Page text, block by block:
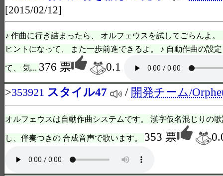
[2015/02/12]
♪ 作曲に行き詰まったら、 オルフェウスを試してごらんよ
ヒントになって、 また一歩前進できるよ。 ♪ 自動作曲の設
て、 気... 376 票
0.1
>353921 スタイル47 / 開発チーム/
オルフェウスは自動作曲システムです。 漢字仮名混じりの
し、伴奏つきの 合成音声で歌います。 353 票